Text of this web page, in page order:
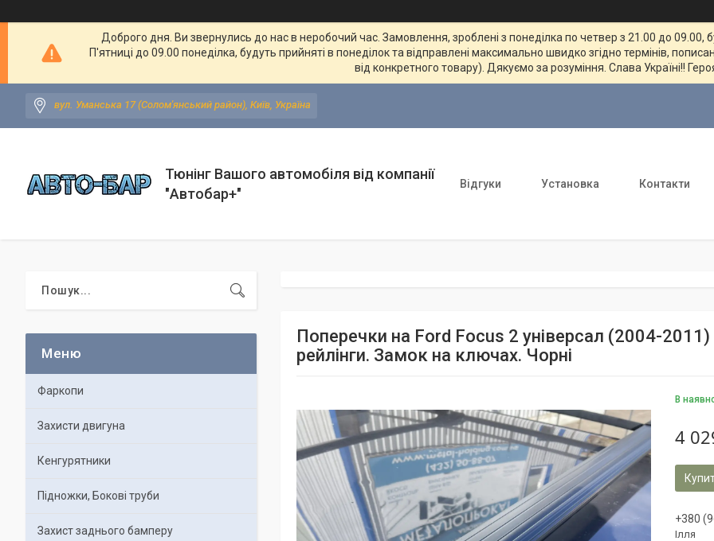
Доброго дня. Ви звернулись до нас в неробочий час. Замовлення, зроблені з понеділка по четвер з 21.00 до 09.00,
П'ятниці до 09.00 понеділка, будуть прийняті в понеділок та відправлені максимально швидко згідно термінів,
від конкретного товару). Дякуємо за розуміння. Слава Україні!!
вул. Уманська 17 (Солом'янський район), Київ, Україна
Тюнінг Вашого автомобіля від компанії
"Автобар+"
Відгуки Установка Контакти
Поперечки на Ford Focus 2 універсал (2004-
рейлінги. Замок на ключах. Чорні
В
4
+380
Ілля
Фаркопи
Захисти двигуна
Кенгурятники
Підножки, Бокові труби
Захист заднього бамперу